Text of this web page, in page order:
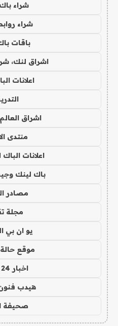
شراء
شراء
باقات
اشراق لنك،
اعلانات
اشراق
منتدى
اعلانات الباك
باك لينك
مصادر
مجلة
يو ان بي
موقع حالة
اخبار 24 ساعة
هيدب
صحيفة